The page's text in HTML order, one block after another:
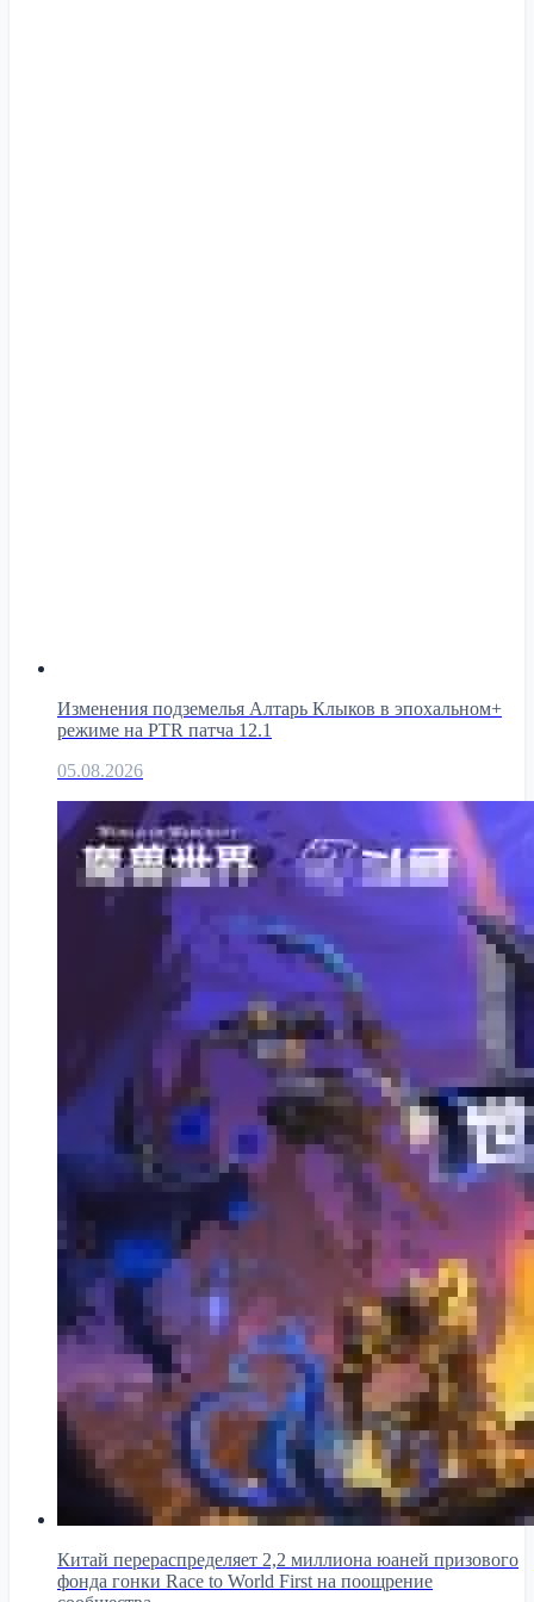
Изменения подземелья Алтарь Клыков в эпохальном+
режиме на PTR патча 12.1
05.08.2026
Китай перераспределяет 2,2 миллиона юаней призового
фонда гонки Race to World First на поощрение